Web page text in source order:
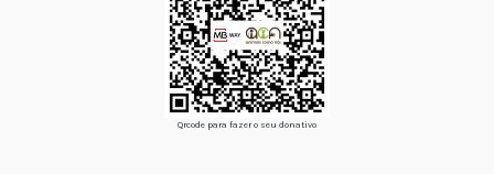
Qrcode para fazer o seu donativo